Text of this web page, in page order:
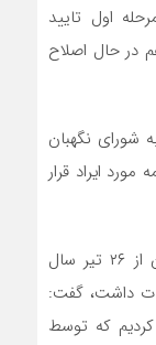
مصوبه در مرحله اول تایید
بعد و ۲۵ مصوبه هم در حال اصلاح
هم به شورای نگهبان
تایید و ۲ اساسنامه مورد ایراد قرار
طحان نظیف با بیان این که شورای نگهبان از ۲۶ تیر سال
مصوبات داشت، گفت:
کردیم که توسط